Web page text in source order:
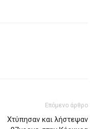
Επόμενο άρθρο
Χτύπησαν και λήστεψαν